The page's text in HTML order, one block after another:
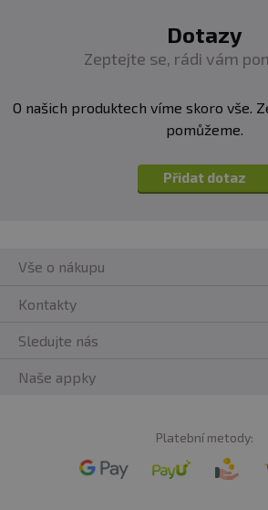
Dotazy
Zeptejte se, rádi vám
O našich produktech víme skoro vše.
pomůžeme.
Přidat dotaz
Vše o nákupu
Kontakty
Sledujte nás
Naše appky
Platební metody: